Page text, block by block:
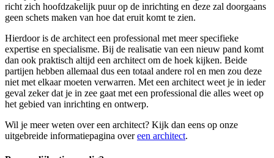
richt zich hoofdzakelijk puur op de inrichting en deze zal doorgaans
geen schets maken van hoe dat eruit komt te zien.
Hierdoor is de architect een professional met meer specifieke
expertise en specialisme. Bij de realisatie van een nieuw pand komt
dan ook praktisch altijd een architect om de hoek kijken. Beide
partijen hebben allemaal dus een totaal andere rol en men zou deze
niet met elkaar moeten verwarren. Met een architect weet je in ieder
geval zeker dat je in zee gaat met een professional die alles weet op
het gebied van inrichting en ontwerp.
Wil je meer weten over een architect? Kijk dan eens op onze
uitgebreide informatiepagina overeen architect.